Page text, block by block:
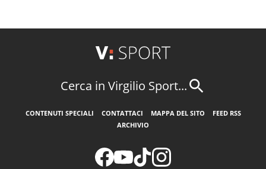
Cerca in Virgilio Sport...
CONTENUTI SPECIALI CONTATTACI MAPPA DEL SITO
FEED RSS
ARCHIVIO